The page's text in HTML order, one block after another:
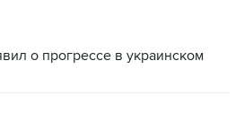
о прогрессе в украинском